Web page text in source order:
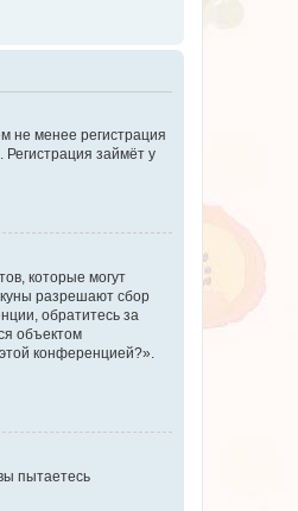
не менее регистрация
займёт у
которые могут
разрешают сбор
обратитесь за
объектом
конференцией?».
пытаетесь